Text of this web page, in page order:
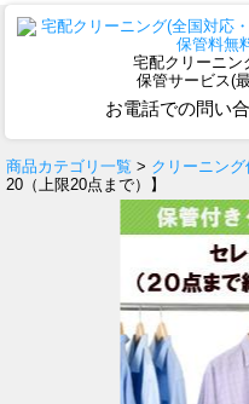
宅配クリーニン
保管サービス(
お電話での問い
商品カテゴリ一覧 > クリーニング
20（上限20点まで）】